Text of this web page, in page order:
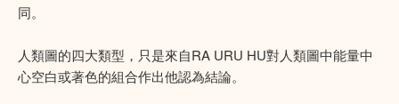
同。
人類圖的四大類型，只是來自RA URU HU對人類圖中能量中
心空白或著色的組合作出他認為結論。